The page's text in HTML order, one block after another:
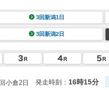
3回新潟1日
3回新潟2日
小倉2日 発走時刻： 16時15分